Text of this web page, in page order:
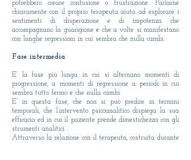
potrebbero creare confusione o frustrazione. Parlarne
chiaramente con il proprio terapeuta aiuta ad esplorare i
sentimenti di disperazione e di impotenza che
accompagnano la guarigione e che a volte si manifestano
con lunghe regressioni in cui sembra che nulla cambi.
Fase intermedia
E’ la fase più lunga in cui si alternano momenti di
progressione, a momenti di regressione a periodi in cui
sembra tutto fermo e che nulla cambi.
E’ in questa fase, che non si può predire in termini
temporali, che l’intervento psicoanalitico dispiega la sua
efficacia ed in cui il paziente prende dimestichezza con gli
strumenti analitici .
Attraverso la relazione con il terapeuta, costruita durante